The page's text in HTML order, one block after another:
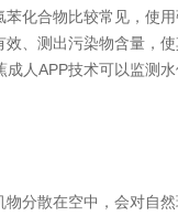
化合物比较常见，使
、测出污染物含量，
人APP技术可以监测
分散在空中，会对自然